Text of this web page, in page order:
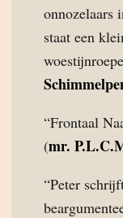
onnozelaars
staat een
“Frontaal
(mr.
“Peter